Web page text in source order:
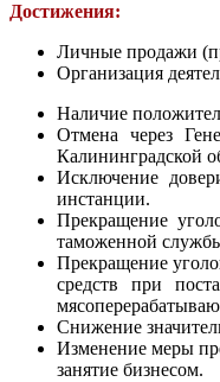
Достижения:
Личные продажи
Организация
Наличие
Отмена через
Калининградской
Исключение
инстанции.
Прекращение
таможенной
Прекращение
средств при
Снижение
Изменение меры
занятие бизнесом.